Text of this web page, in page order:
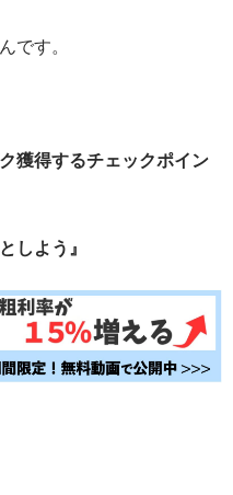
です。
獲得するチェックポイン
しよう』